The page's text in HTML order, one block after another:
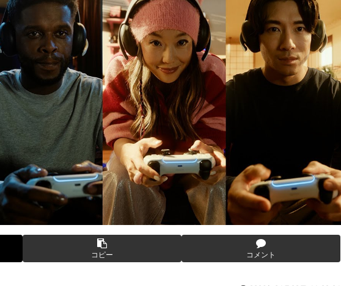
コラボ、EXレベル40… 8/5はアップデート盛り沢山！？貴様ら何から始める？( •᷄ὤ•᷅ )
の成長記録、愛らしい動画が話題に
！！
に追い込まれるwwwwwww
！！
という現実ｗｗｗｗ
なる。とんでもない人物との打ち合わせを自白していた
カーレットに帰ってくる
まとめ
旧ORDERが集結し、坂本スラーと総力戦に突入！！！
ザール隊仕様 A班装備)」「ジェスタ (シェザール隊仕様 B&C班装備)」【11時予約開
作垢だ」と示唆、複数の一般人アカウントを晒し上げにしてしまい……
乳を強調させた最新の姿wwww
円の人と結婚したい！！→勿論お前ら結婚してあげるよな？？？？？？？
から聞くんだけど E3-2ってサブの穴が空いてないダイハツ駆逐並べて 高速＋とかして
ィ 他
った
82歳のおじいちゃんが逮捕される 逮捕の数日前に釈放されたばかりなのに即再犯
いんやろな？
、数十日単位の証拠写真撮られて会社クビになった
しか視察しなかったなんてデマ！50分いたぞ😡」 →しかし事実上の視察は数分で正解
コピー コメント